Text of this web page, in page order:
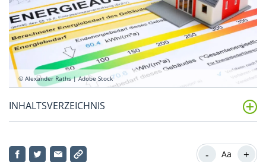
© Alexander Raths | Adobe Stock
INHALTSVERZEICHNIS
wichtig?
- Aa +